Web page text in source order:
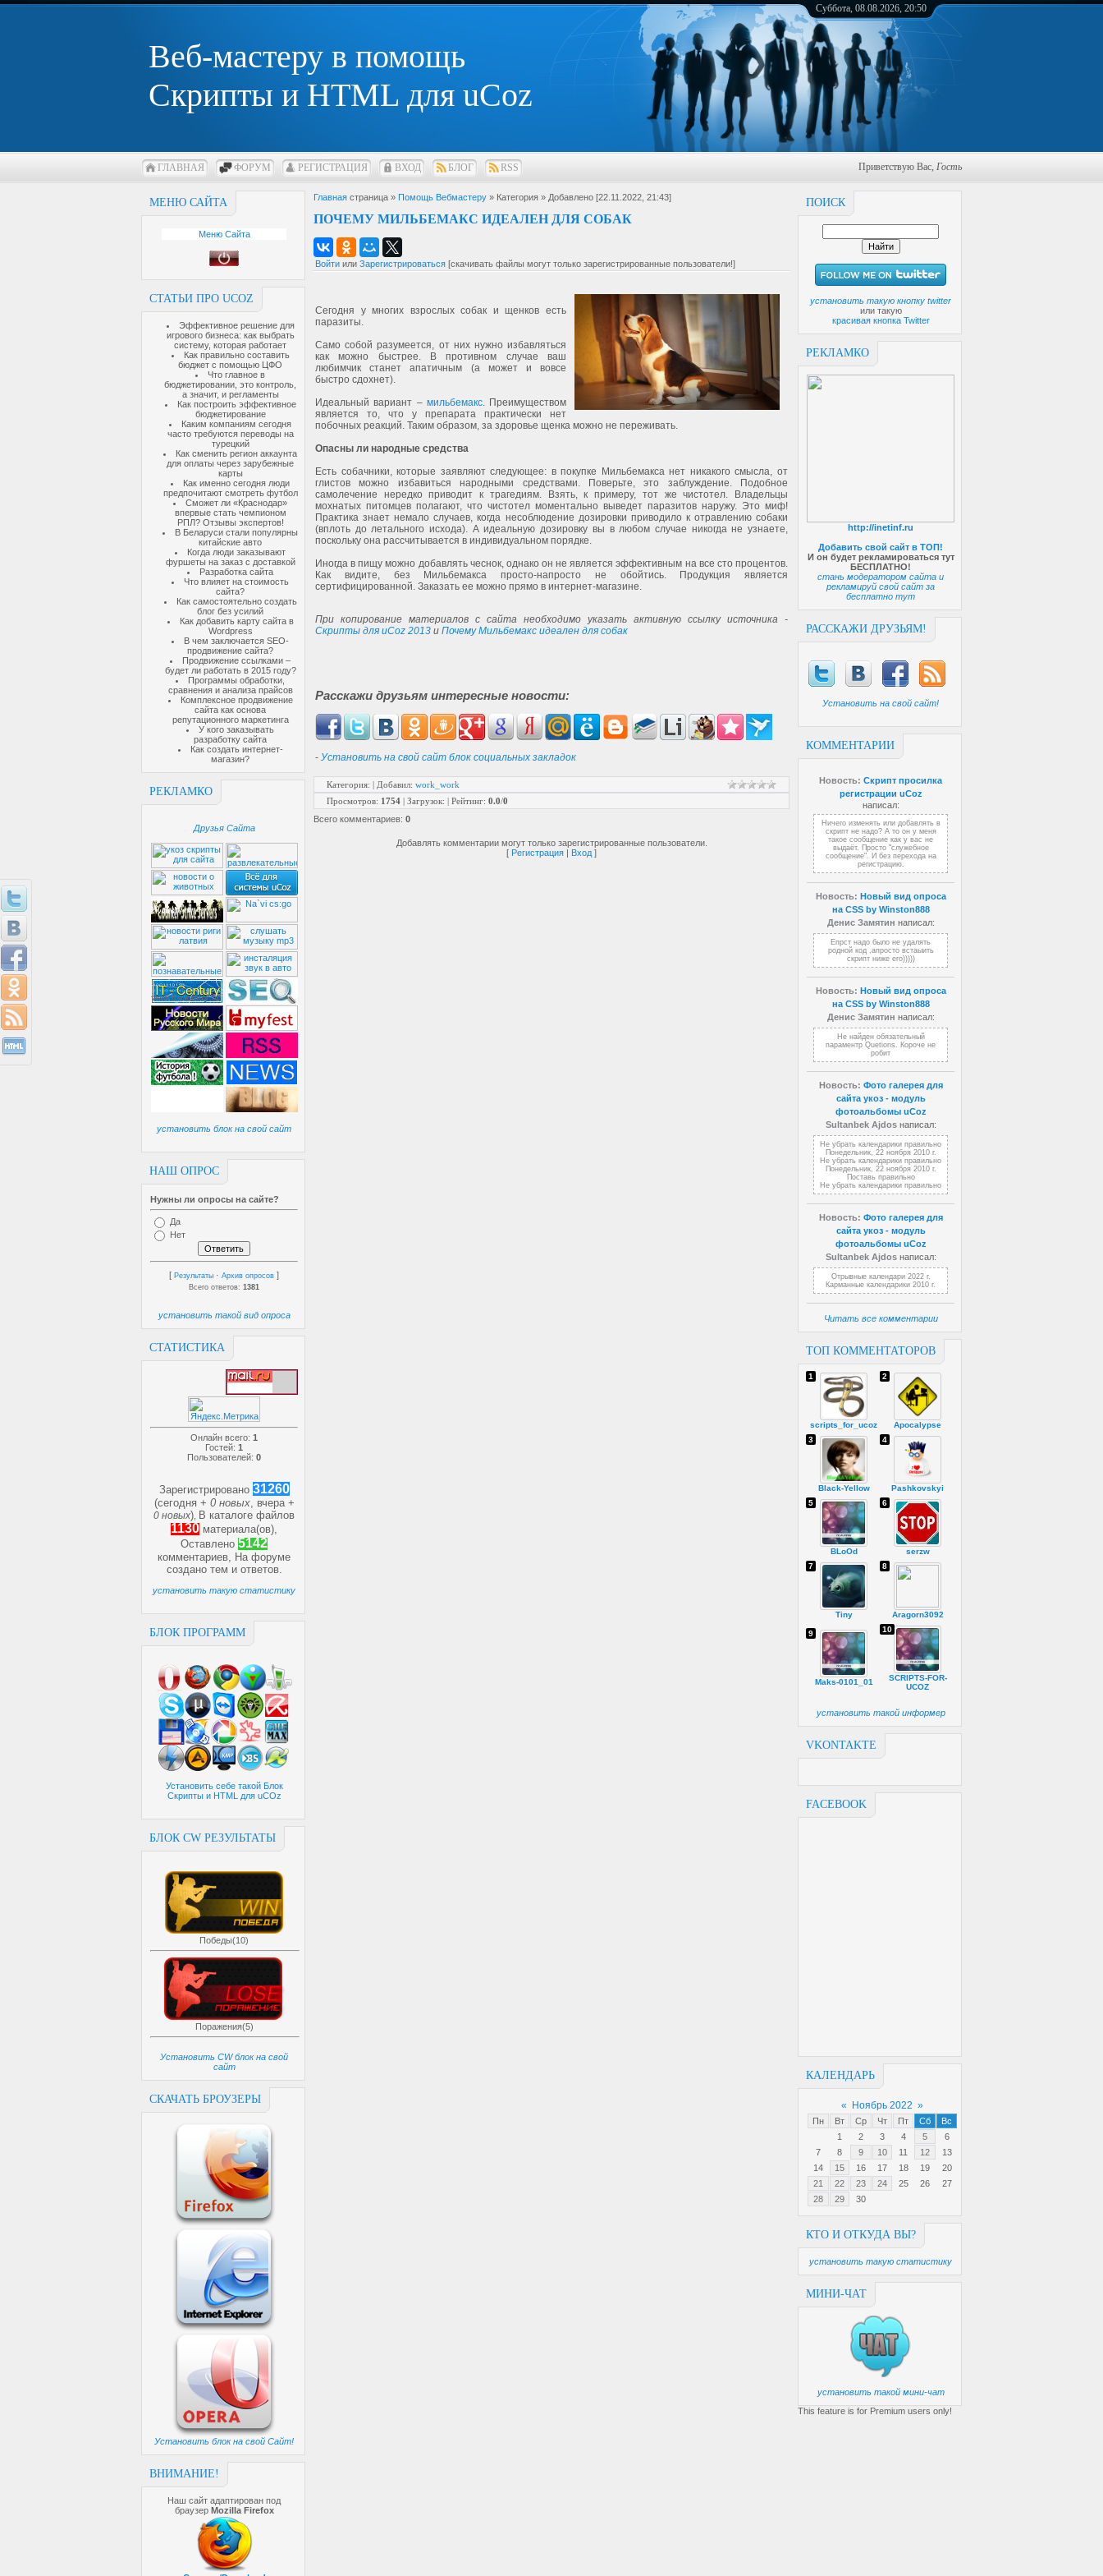
Веб-мастеру в помощь
Скрипты и HTML для uCoz
Суббота, 08.08.2026, 20:50
ГЛАВНАЯ ФОРУМ РЕГИСТРАЦИЯ ВХОД БЛОГ RSS Приветствую Вас, Гость
МЕНЮ САЙТА
Меню Сайта
СТАТЬИ ПРО UCOZ
Эффективное решение для
игрового бизнеса: как выбрать
систему, которая работает
Как правильно составить
бюджет с помощью ЦФО
Что главное в
бюджетировании, это контроль,
а значит, и регламенты
Как построить эффективное
бюджетирование
Каким компаниям сегодня
часто требуются переводы на
турецкий
Как сменить регион аккаунта
для оплаты через зарубежные
карты
Как именно сегодня люди
предпочитают смотреть футбол
Сможет ли «Краснодар»
впервые стать чемпионом
РПЛ? Отзывы экспертов!
В Беларуси стали популярны
китайские авто
Когда люди заказывают
фуршеты на заказ с доставкой
Разработка сайта
Что влияет на стоимость
сайта?
Как самостоятельно создать
блог без усилий
Как добавить карту сайта в
Wordpress
В чем заключается SEO-
продвижение сайта?
Продвижение ссылками –
будет ли работать в 2015 году?
Программы обработки,
сравнения и анализа прайсов
Комплексное продвижение
сайта как основа
репутационного маркетинга
У кого заказывать
разработку сайта
Как создать интернет-
магазин?
РЕКЛАМКО
Друзья Сайта
установить блок на свой сайт
НАШ ОПРОС
Нужны ли опросы на сайте?
Да
Нет
[ Результаты · Архив опросов ]
Всего ответов: 1381
установить такой вид опроса
СТАТИСТИКА
Онлайн всего: 1
Гостей: 1
Пользователей: 0
Зарегистрировано 31260
(сегодня + 0 новых, вчера +
0 новых) В каталоге файлов
1130 материала(ов),
Оставлено 5142
комментариев, На форуме
создано тем и ответов.
установить такую статистику
БЛОК ПРОГРАММ
Установить себе такой Блок
Скрипты и HTML для uCOz
БЛОК CW РЕЗУЛЬТАТЫ
Победы(10)
Поражения(5)
Установить CW блок на свой
сайт
СКАЧАТЬ БРОУЗЕРЫ
Установить блок на свой Сайт!
ВНИМАНИЕ!
Наш сайт адаптирован под
браузер Mozilla Firefox
ПОИСК
установить такую кнопку twitter
или такую
красивая кнопка Twitter
РЕКЛАМКО
http://inetinf.ru
Добавить свой сайт в ТОП!
И он будет рекламироваться тут
БЕСПЛАТНО!
стань модератором сайта и
рекламируй свой сайт за
бесплатно тут
РАССКАЖИ ДРУЗЬЯМ!
Установить на свой сайт!
КОММЕНТАРИИ
Новость: Скрипт просилка
регистрации uCoz
написал:
Ничего изменять или добавлять в
скрипт не надо? А то он у меня
такое сообщение как у вас не
выдаёт. Просто "служебное
сообщение". И без перехода на
регистрацию.
Новость: Новый вид опроса
на CSS by Winston888
Денис Замятин написал:
Епрст надо было не удалять
родной код ,апросто встаыить
скрипт ниже его)))))
Новость: Новый вид опроса
на CSS by Winston888
Денис Замятин написал:
Не найден обязательный
параментр Quetions. Короче не
робит
Новость: Фото галерея для
сайта укоз - модуль
фотоальбомы uCoz
Sultanbek Ajdosнаписал:
Не убрать календарики правильно
Понедельник, 22 ноября 2010 г.
Не убрать календарики правильно
Понедельник, 22 ноября 2010 г.
Поставь правильно
Не убрать календарики правильно
Новость: Фото галерея для
сайта укоз - модуль
фотоальбомы uCoz
Sultanbek Ajdosнаписал:
Отрывные календари 2022 г.
Карманные календарики 2010 г.
Читать все комментарии
ТОП КОММЕНТАТОРОВ
scripts_for_ucoz
1
Apocalypse
2
Black-Yellow
3
Pashkovskyi
4
BLoOd
5
serzw
6
Tiny
7
Aragorn3092
8
Maks-0101_01
9
SCRIPTS-FOR-
UCOZ
10
установить такой информер
VKONTAKTE
FACEBOOK
КАЛЕНДАРЬ
« Ноябрь 2022 »
Пн Вт Ср Чт Пт Сб
Вс
1
2 3 4 5
6
7
8 9 10 11 12
13
14
15 16 17 18 19
20
21
22 23 24 25 26
27
28
29 30
КТО И ОТКУДА ВЫ?
установить такую статистику
МИНИ-ЧАТ
установить такой мини-чат
This feature is for Premium users only!
Главная страница » Помощь Вебмастеру » Категория » Добавлено [22.11.2022, 21:43]
ПОЧЕМУ МИЛЬБЕМАКС ИДЕАЛЕН ДЛЯ СОБАК
Войти или Зарегистрироваться [скачивать файлы могут только зарегистрированные пользователи!]
Сегодня у многих взрослых собак и щенков есть
паразиты.
Само собой разумеется, от них нужно избавляться
как можно быстрее. В противном случае ваш
любимчик станет апатичным (а может и вовсе
быстро сдохнет).
Идеальный вариант – мильбемакс. Преимуществом
является то, что у препарата практически нет
побочных реакций. Таким образом, за здоровье щенка можно не переживать.
Опасны ли народные средства
Есть собачники, которые заявляют следующее: в покупке Мильбемакса нет никакого смысла, от
глистов можно избавиться народными средствами. Поверьте, это заблуждение. Подобное
самолечение нередко приводит к трагедиям. Взять, к примеру, тот же чистотел. Владельцы
мохнатых питомцев полагают, что чистотел моментально выведет паразитов наружу. Это миф!
Практика знает немало случаев, когда несоблюдение дозировки приводило к отравлению собаки
(вплоть до летального исхода). А идеальную дозировку вы в любом случае никогда не узнаете,
поскольку она рассчитывается в индивидуальном порядке.
Иногда в пищу можно добавлять чеснок, однако он не является эффективным на все сто процентов.
Как видите, без Мильбемакса просто-напросто не обойтись. Продукция является
сертифицированной. Заказать ее можно прямо в интернет-магазине.
При копирование материалов с сайта необходимо указать активную ссылку источника -
Скрипты для uCoz 2013 и Почему Мильбемакс идеален для собак
Расскажи друзьям интересные новости:
- Установить на свой сайт блок социальных закладок
Категория: | Добавил: work_work
Просмотров: 1754 | Загрузок: | Рейтинг: 0.0/0
Всего комментариев: 0
Добавлять комментарии могут только зарегистрированные пользователи.
[ Регистрация | Вход ]